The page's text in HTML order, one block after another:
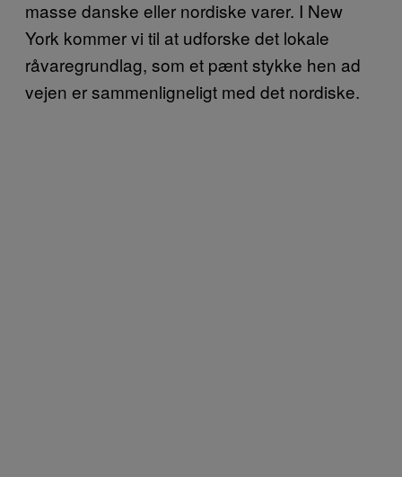
masse danske eller nordiske varer. I New
York kommer vi til at udforske det lokale
råvaregrundlag, som et pænt stykke hen ad
vejen er sammenligneligt med det nordiske.